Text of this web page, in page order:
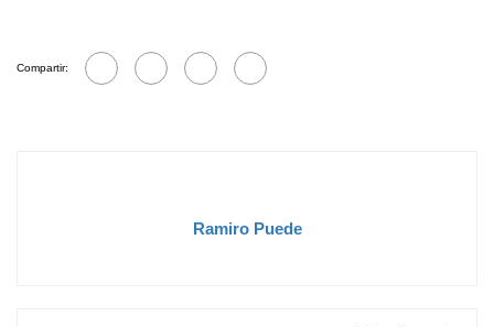
Compartir:
Ramiro Puede